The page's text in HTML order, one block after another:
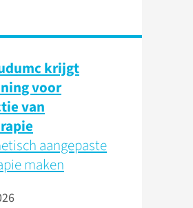
krijgt
voor
van
aangepaste
maken